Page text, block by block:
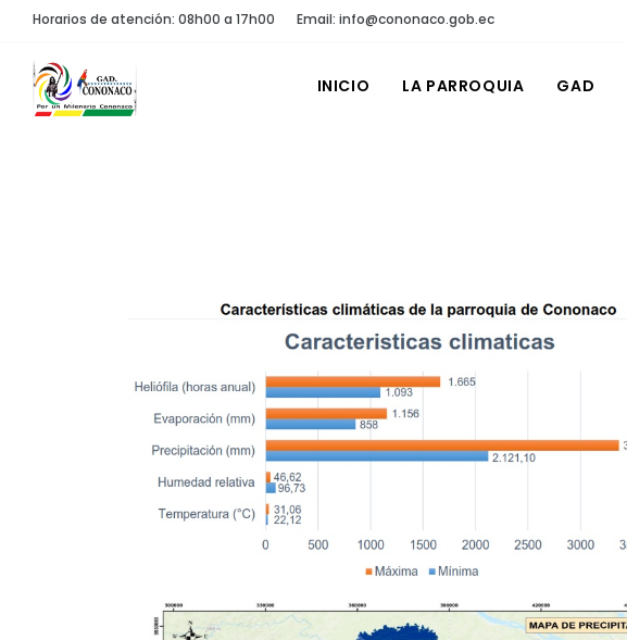
Horarios de atención: 08h00 a 17h00 Email: info@cononaco.gob.ec
INICIO LA PARROQUIA GAD